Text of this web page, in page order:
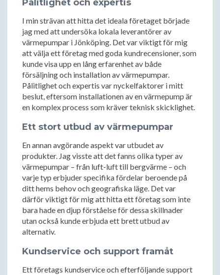
Pålitlighet och expertis
I min strävan att hitta det ideala företaget började
jag med att undersöka lokala leverantörer av
värmepumpar i Jönköping. Det var viktigt för mig
att välja ett företag med goda kundrecensioner, som
kunde visa upp en lång erfarenhet av både
försäljning och installation av värmepumpar.
Pålitlighet och expertis var nyckelfaktorer i mitt
beslut, eftersom installationen av en värmepump är
en komplex process som kräver teknisk skicklighet.
Ett stort utbud av värmepumpar
En annan avgörande aspekt var utbudet av
produkter. Jag visste att det fanns olika typer av
värmepumpar – från luft-luft till bergvärme – och
varje typ erbjuder specifika fördelar beroende på
ditt hems behov och geografiska läge. Det var
därför viktigt för mig att hitta ett företag som inte
bara hade en djup förståelse för dessa skillnader
utan också kunde erbjuda ett brett utbud av
alternativ.
Kundservice och support framåt
Ett företags kundservice och efterföljande support